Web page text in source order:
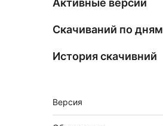
Активные версии
Скачиваний по дням
История скачивний
Мета
Версия